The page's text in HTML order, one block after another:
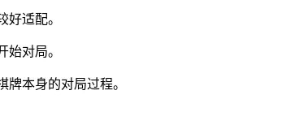
适配。
对局。
本身的对局过程。